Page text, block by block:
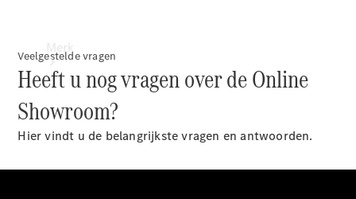
Ontdek ons
Veelgestelde vragen
Heeft u nog vragen over de Online
Showroom?
Hier vindt u de belangrijkste vragen en antwoorden.